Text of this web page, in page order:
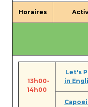
BE30 3100 2003
Cantine
+32 (0)2 374 76
Horaires
13h00-
14h00
Let's
in